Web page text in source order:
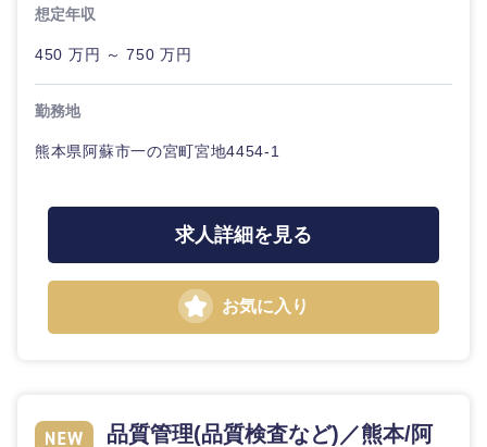
職
不動産専
関東地方
茨城県 栃木県
千葉県 東京都
想定年収
450 万円 ～ 750 万円
勤務地
熊本県阿蘇市一の宮町宮地4454-1
求人詳細を見る
お気に入り
品質管理(品質検査など)／熊本/阿